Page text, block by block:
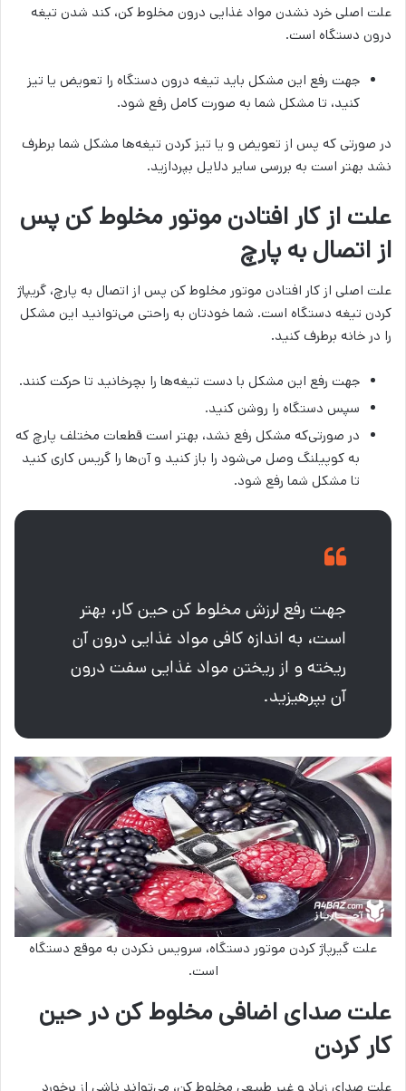
علت اصلی خرد نشدن مواد غذایی درون مخلوط کن، کند شدن تیغه
درون دستگاه است.
جهت رفع این مشکل باید تیغه درون دستگاه را تعویض یا تیز
کنید، تا مشکل شما به صورت کامل رفع شود.
در صورتی که پس از تعویض و یا تیز کردن تیغه‌ها مشکل شما برطرف
نشد بهتر است به بررسی سایر دلایل بپردازید.
علت از کار افتادن موتور مخلوط کن پس
از اتصال به پارچ
علت اصلی از کار افتادن موتور مخلوط کن پس از اتصال به پارچ، گریپاژ
کردن تیغه دستگاه است. شما خودتان به راحتی می‌توانید این مشکل
را در خانه برطرف کنید.
جهت رفع این مشکل با دست تیغه‎‌ها را بچرخانید تا حرکت کنند.
سپس دستگاه را روشن کنید.
در صورتی‌که مشکل رفع نشد، بهتر است قطعات مختلف پارچ که
به کوپیلنگ وصل می‌شود را باز کنید و آن‌ها را گریس کاری کنید
تا مشکل شما رفع شود.
جهت رفع لرزش مخلوط کن حین کار، بهتر
است، به اندازه کافی مواد غذایی درون آن
ریخته و از ریختن مواد غذایی سفت درون
آن بپرهیزید.
علت گیرپاژ کردن موتور دستگاه، سرویس نکردن به موقع دستگاه
است.
علت صدای اضافی مخلوط کن در حین
کار کردن
علت صدای زیاد و غیر طبیعی مخلوط کن، می‌تواند ناشی از برخورد